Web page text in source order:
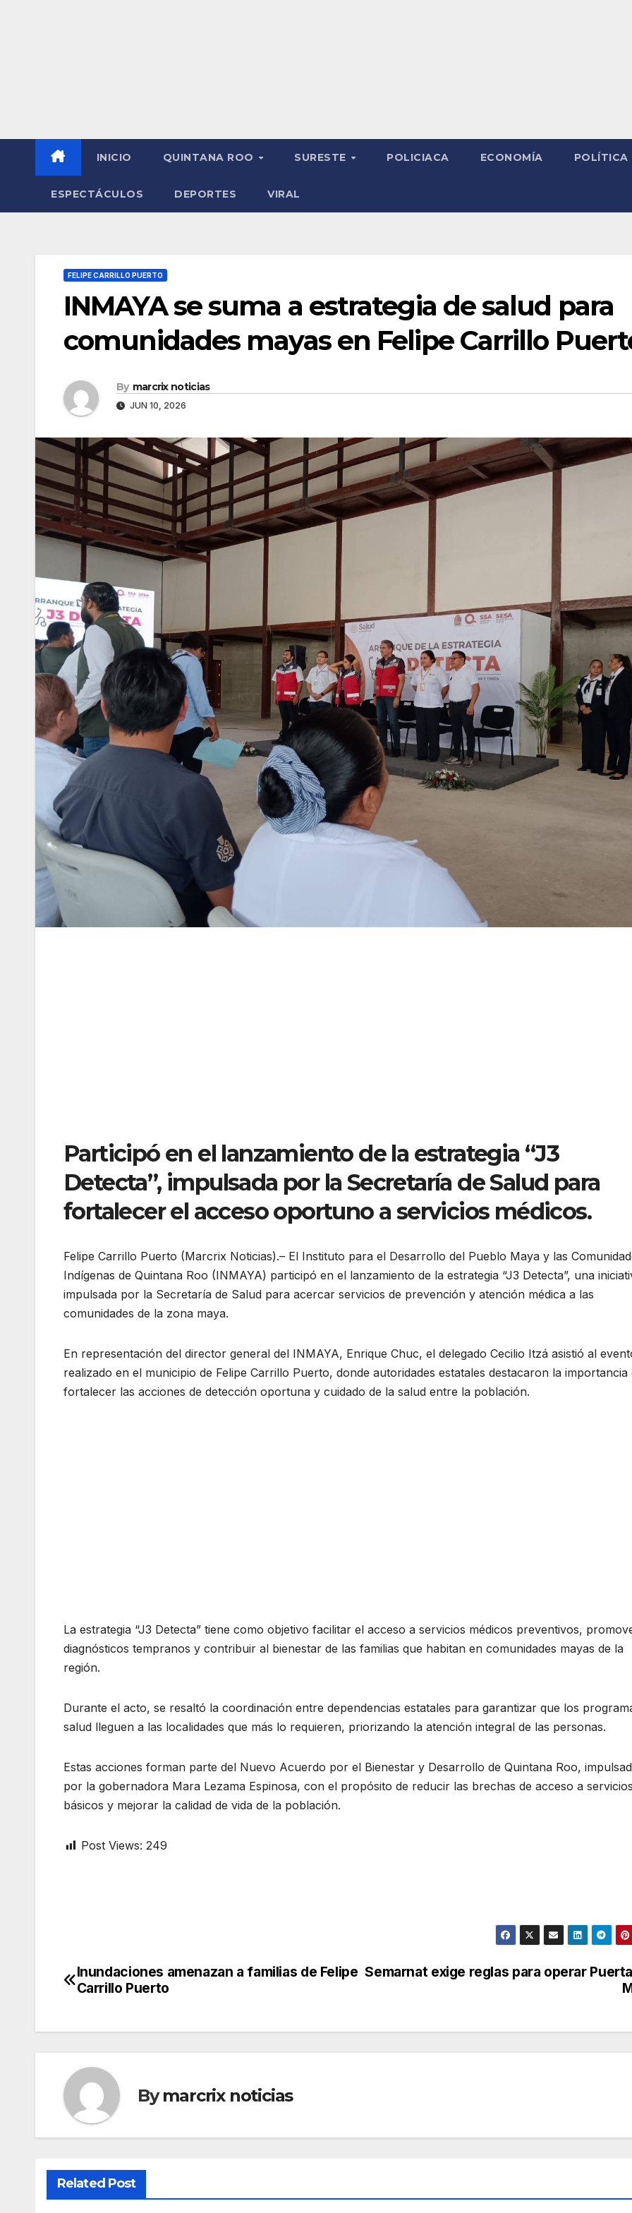
INICIO QUINTANA ROO SURESTE POLICIACA ECONOMÍA POLÍTICA
ESPECTÁCULOS DEPORTES VIRAL
FELIPE CARRILLO PUERTO
INMAYA se suma a estrategia de salud para
comunidades mayas en Felipe Carrillo
By marcrix noticias
JUN 10, 2026
Participó en el lanzamiento de la estrategia “J3
Detecta”, impulsada por la Secretaría de Salud para
fortalecer el acceso oportuno a servicios médicos.
Felipe Carrillo Puerto (Marcrix Noticias).– El Instituto para el Desarrollo del Pueblo Maya y las
Indígenas de Quintana Roo (INMAYA) participó en el lanzamiento de la estrategia “J3 Detecta”, una
impulsada por la Secretaría de Salud para acercar servicios de prevención y atención médica a las
comunidades de la zona maya.
En representación del director general del INMAYA, Enrique Chuc, el delegado Cecilio Itzá asistió al
realizado en el municipio de Felipe Carrillo Puerto, donde autoridades estatales destacaron la importancia
fortalecer las acciones de detección oportuna y cuidado de la salud entre la población.
La estrategia “J3 Detecta” tiene como objetivo facilitar el acceso a servicios médicos preventivos,
diagnósticos tempranos y contribuir al bienestar de las familias que habitan en comunidades mayas de la
región.
Durante el acto, se resaltó la coordinación entre dependencias estatales para garantizar que los
salud lleguen a las localidades que más lo requieren, priorizando la atención integral de las personas.
Estas acciones forman parte del Nuevo Acuerdo por el Bienestar y Desarrollo de Quintana Roo,
por la gobernadora Mara Lezama Espinosa, con el propósito de reducir las brechas de acceso a
básicos y mejorar la calidad de vida de la población.
Post Views: 249
Post
Semarnat exige reglas para operar
Inundaciones amenazan a familias de Felipe
Carrillo Puerto
Bymarcrix noticias
Related Post